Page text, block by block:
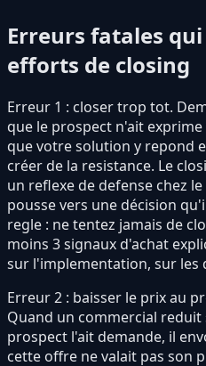
Erreurs fatales
efforts de closing
Erreur 1 : closer trop tot.
que le prospect n'ait
que votre solution y repond
créer de la resistance. Le
un reflexe de defense chez
pousse vers une décision
regle : ne tentez jamais de
moins 3 signaux d'achat
sur l'implementation, sur les
Erreur 2 : baisser le prix au
Quand un commercial reduit
prospect l'ait demande, il
cette offre ne valait pas son